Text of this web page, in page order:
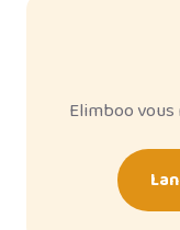
Elimboo